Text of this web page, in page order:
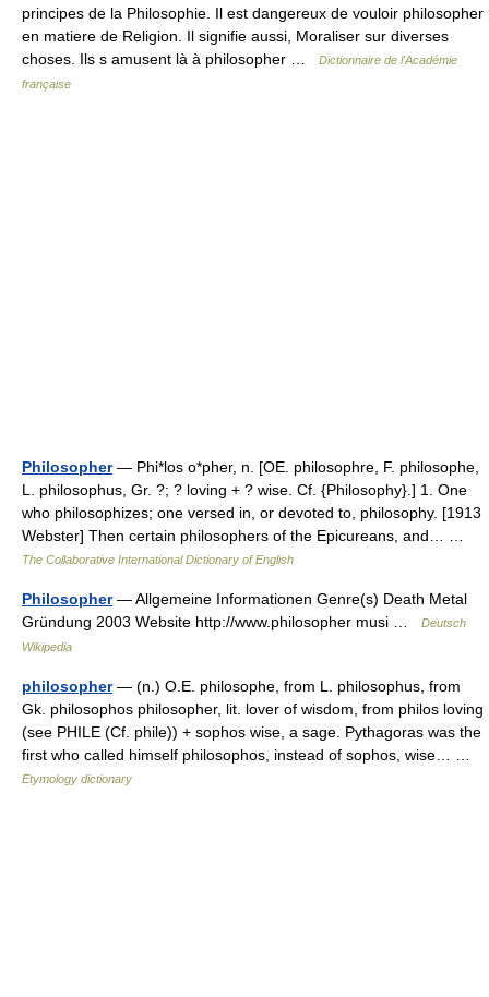
principes de la Philosophie. Il est dangereux de vouloir philosopher
en matiere de Religion. Il signifie aussi, Moraliser sur diverses
choses. Ils s amusent là à philosopher …
Dictionnaire de l'Académie
française
Philosopher— Phi*los o*pher, n. [OE. philosophre, F. philosophe,
L. philosophus, Gr. ?; ? loving + ? wise. Cf. {Philosophy}.] 1. One
who philosophizes; one versed in, or devoted to, philosophy. [1913
Webster] Then certain philosophers of the Epicureans, and… …
The Collaborative International Dictionary of English
Philosopher— Allgemeine Informationen Genre(s) Death Metal
Gründung 2003 Website http://www.philosopher musi …
Deutsch
Wikipedia
philosopher— (n.) O.E. philosophe, from L. philosophus, from
Gk. philosophos philosopher, lit. lover of wisdom, from philos loving
(see PHILE (Cf. phile)) + sophos wise, a sage. Pythagoras was the
first who called himself philosophos, instead of sophos, wise… …
Etymology dictionary